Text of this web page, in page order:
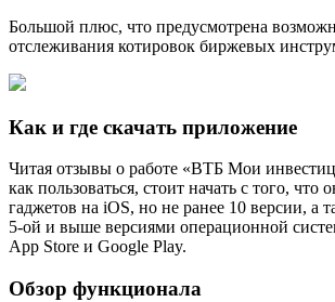
Большой плюс, что предусмотрена
отслеживания котировок биржевых
Как и где скачать приложение
Читая отзывы о работе «ВТБ Мои
как пользоваться, стоит начать с того, что
гаджетов на iOS, но не ранее 10 версии, а
5-ой и выше версиями операционной
App Store и Google Play.
Обзор функционала